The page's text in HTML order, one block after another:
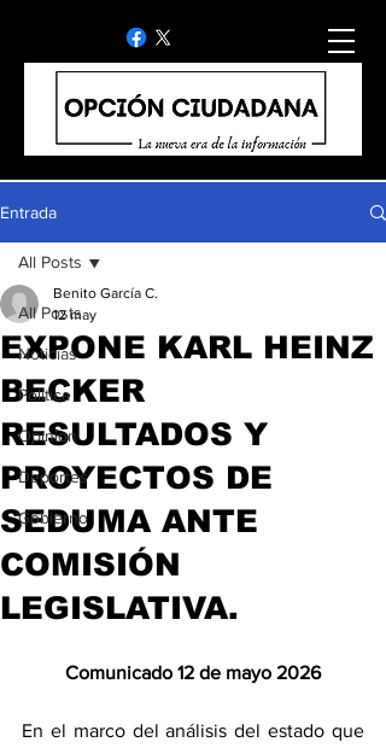
Entrada
All Posts
Noticias
Politica
Opinion
Deportes
Gobierno
All Posts
EXPONE KARL HEINZ
BECKER
RESULTADOS Y
PROYECTOS DE
SEDUMA ANTE
COMISIÓN
LEGISLATIVA.
Benito García C.
12 may
Comunicado 12 de mayo 2026
En el marco del análisis del estado que